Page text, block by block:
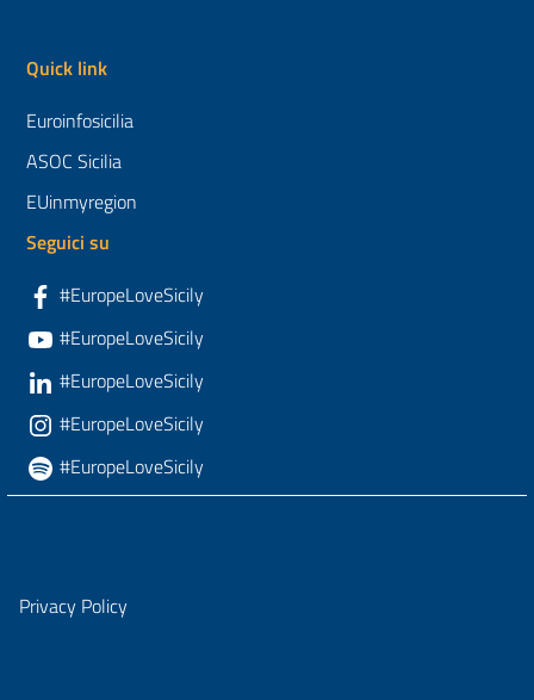
Quick link
Euroinfosicilia
ASOC Sicilia
EUinmyregion
Seguici su
#EuropeLoveSicily
#EuropeLoveSicily
#EuropeLoveSicily
#EuropeLoveSicily
#EuropeLoveSicily
Privacy Policy